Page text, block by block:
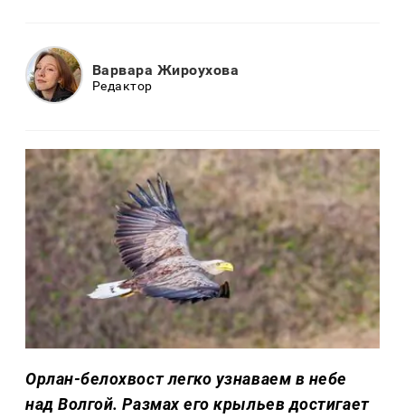
Варвара Жироухова
Редактор
Орлан-белохвост легко узнаваем в небе
над Волгой. Размах его крыльев достигает